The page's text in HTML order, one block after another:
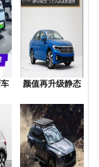
颜值再升级静态
新